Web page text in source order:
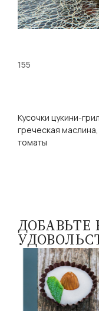
155
Кусочки цукини-
греческая
томаты